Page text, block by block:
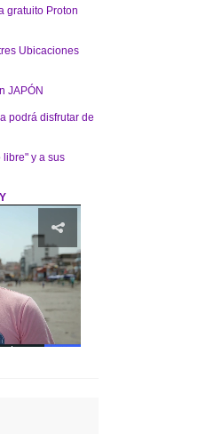
gratuito Proton
Ubicaciones
JAPÓN
podrá disfrutar de
y a sus